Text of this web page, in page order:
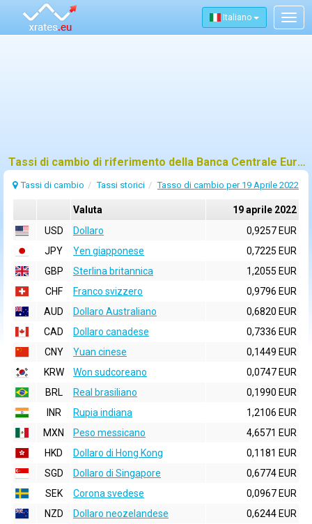
Italiano
Tassi di cambio di riferimento della Banca Centrale Europea (BCE) per 19 aprile 2022
Tassi di cambio Tassi storici Tasso di cambio per 19 Aprile 2022
Valuta
19 aprile 2022
USD
Dollaro
0,9257 EUR
JPY
Yen giapponese
0,7225 EUR
GBP
Sterlina britannica
1,2055 EUR
CHF
Franco svizzero
0,9796 EUR
AUD
Dollaro Australiano
0,6820 EUR
CAD
Dollaro canadese
0,7336 EUR
CNY
Yuan cinese
0,1449 EUR
KRW
Won sudcoreano
0,0747 EUR
BRL
Real brasiliano
0,1990 EUR
INR
Rupia indiana
1,2106 EUR
MXN
Peso messicano
4,6571 EUR
HKD
Dollaro di Hong Kong
0,1181 EUR
SGD
Dollaro di Singapore
0,6774 EUR
SEK
Corona svedese
0,0967 EUR
NZD
Dollaro neozelandese
0,6244 EUR